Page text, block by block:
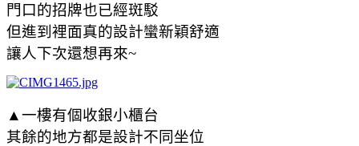
門口的招牌也已經斑駁
但進到裡面真的設計蠻新穎舒適
讓人下次還想再來~
▲一樓有個收銀小櫃台
其餘的地方都是設計不同坐位